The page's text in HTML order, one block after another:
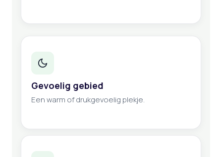
Gevoelig gebied
Een warm of drukgevoelig plekje.